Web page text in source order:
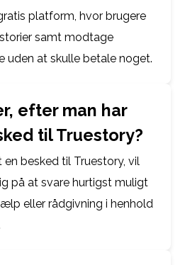
platform, hvor brugere
samt modtage
uden at skulle betale noget.
efter man har
til Truestory?
en besked til Truestory, vil
på at svare hurtigst muligt
eller rådgivning i henhold